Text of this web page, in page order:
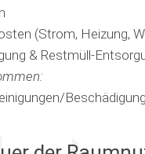
(Strom, Heizung,
& Restmüll-